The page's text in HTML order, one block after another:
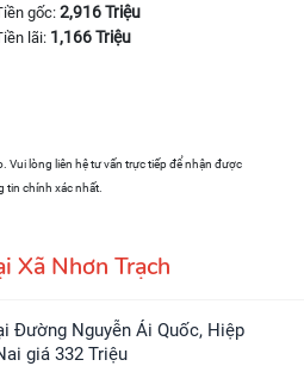
gốc: 2,916 Triệu
lãi: 1,166 Triệu
Vui lòng liên hệ tư vấn trực tiếp để nhận được
tin chính xác nhất.
Xã Nhơn Trạch
Nai giá 332 Triệu